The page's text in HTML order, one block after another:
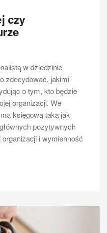
czy
w dziedzinie
zdecydować, jakimi
o tym, kto będzie
organizacji. We
księgową taką jak
pozytywnych
i wymienność